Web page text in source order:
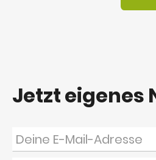
Jetzt eigenes